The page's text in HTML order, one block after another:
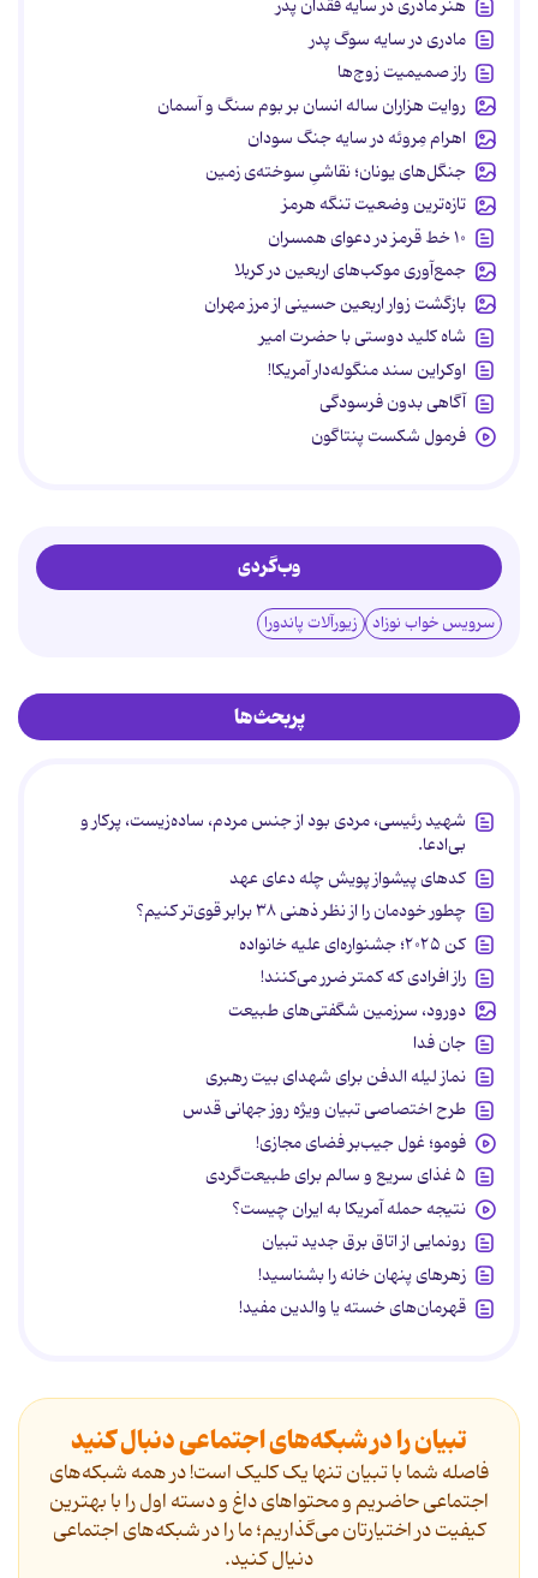
هنر مادری در سایه‌ فقدان پدر
مادری در سایه سوگ پدر
راز صمیمیت زوج‌ها
روایت هزاران ساله انسان بر بوم سنگ و آسمان
اهرام مِروئه در سایه جنگ سودان
جنگل‌های یونان؛ نقاشیِ سوخته‌ی زمین
تازه‌ترین وضعیت تنگه هرمز
۱۰ خط قرمز در دعوای همسران
جمع‌آوری موکب‌های اربعین در کربلا
بازگشت زوار اربعین حسینی از مرز مهران
شاه کلید دوستی با حضرت امیر
اوکراین سند منگوله‌دار آمریکا!
آگاهی بدون فرسودگی
فرمول شکست پنتاگون
وب‌گردی
سرویس خواب نوزاد زیورآلات پاندورا
پربحث‌ها
شهید رئیسی، مردی بود از جنس مردم، ساده‌زیست، پرکار و
بی‌ادعا.
کدهای پیشواز پویش چله دعای عهد
چطور خودمان را از نظر ذهنی ۳۸ برابر قوی‌تر کنیم؟
کن ۲۰۲۵؛ جشنواره‌ای علیه خانواده
راز افرادی که کمتر ضرر می‌کنند!
دورود، سرزمین شگفتی‌های طبیعت
جان فدا
نماز لیله الدفن برای شهدای بیت رهبری
طرح اختصاصی تبیان ویژه روز جهانی قدس
فومو؛ غول جیب‌بر فضای مجازی!
۵ غذای سریع و سالم برای طبیعت‌گردی
نتیجه حمله آمریکا به ایران چیست؟
رونمایی از اتاق برق جدید تبیان
زهرهای پنهان خانه را بشناسید!
قهرمان‌های خسته یا والدین مفید!
تبیان را در شبکه‌های اجتماعی دنبال کنید
فاصله شما با تبیان تنها یک کلیک است! در همه شبکه‌های
اجتماعی حاضریم و محتواهای داغ و دسته اول را با بهترین
کیفیت در اختیارتان می‌گذاریم؛ ما را در شبکه‌های اجتماعی
دنیال کنید.